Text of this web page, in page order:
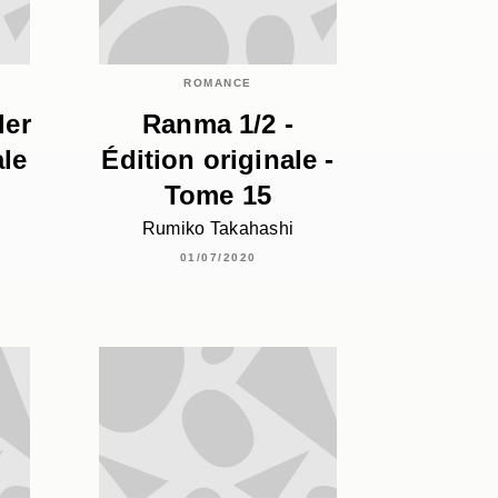
ROMANCE
Ranma 1/2 -
Édition originale -
Tome 15
Rumiko Takahashi
01/07/2020